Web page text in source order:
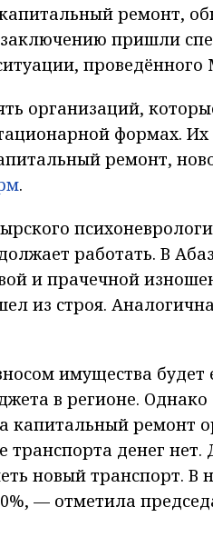
ремонт,
пришли
организаций,
формах.
ремонт,
.
работать. В
и прачечной
из строя.
имущества
в регионе. Однако
капитальный ремонт
транспорта денег
новый транспорт. В
— отметила